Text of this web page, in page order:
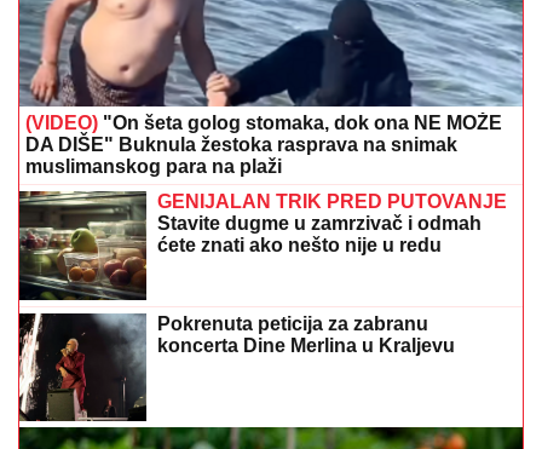
(VIDEO) "On šeta golog stomaka, dok ona NE MOŽE
DA DIŠE" Buknula žestoka rasprava na snimak
muslimanskog para na plaži
GENIJALAN TRIK PRED PUTOVANJE
Stavite dugme u zamrzivač i odmah
ćete znati ako nešto nije u redu
Pokrenuta peticija za zabranu
koncerta Dine Merlina u Kraljevu